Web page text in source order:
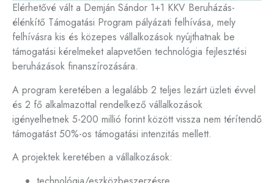
Elérhetővé vált a Demján Sándor 1+1 KKV Beruházás-
élénkítő Támogatási Program pályázati felhívása, mely
felhívásra kis és közepes vállalkozások nyújthatnak be
támogatási kérelmeket alapvetően technológia fejlesztési
beruházások finanszírozására.
A program keretében a legalább 2 teljes lezárt üzleti évvel
és 2 fő alkalmazottal rendelkező vállalkozások
igényelhetnek 5-200 millió forint között vissza nem térítendő
támogatást 50%-os támogatási intenzitás mellett.
A projektek keretében a vállalkozások: